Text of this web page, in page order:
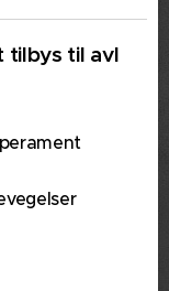
tilbys til avl